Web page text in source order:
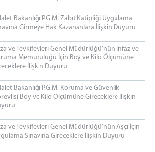
Bakanlığı P.G.M. Zabıt Katipliği Uygulama
Girmeye Hak Kazananlara İlişkin Duyuru
ve Tevkifevleri Genel Müdürlüğü'nün İnfaz ve
Memuruluğu İçin Boy ve Kilo Ölçümüne
İlişkin Duyuru
Bakanlığı P.G.M. Koruma ve Güvenlik
Boy ve Kilo Ölçümüne Gireceklere İlişkin
ve Tevkifevleri Genel Müdürlüğü'nün Aşçı İçin
Sınavına Gireceklere İlişkin Duyuru